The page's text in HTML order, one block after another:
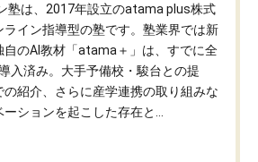
塾は、2017年設立のatama plus株式
イン指導型の塾です。塾業界では新
自のAI教材「atama＋」は、すでに全
入済み。大手予備校・駿台との提
紹介、さらに産学連携の取り組みな
ションを起こした存在と...